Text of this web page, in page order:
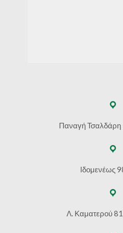
Παναγή Τσαλδάρη
Ιδομενέως
Λ. Καματερού